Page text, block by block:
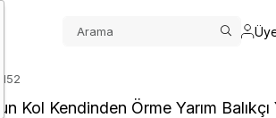
Kol Kendinden Örme Yarım Balıkçı